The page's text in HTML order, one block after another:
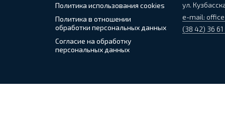
Политика использования cookies
Политика в отношении
обработки персональных данных
Согласие на обработку
персональных данных
ул.
e-mail:
(38 42) 36